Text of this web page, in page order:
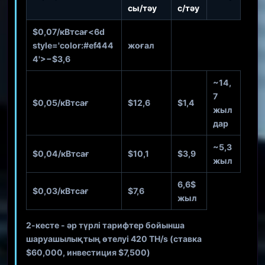
сы/тәу
с/тәу
$0,07/кВтсағ<6d
style='color:#ef444
4'>−$3,6
жоғал
$0,05/кВтсағ $12,6 $1,4
~14,
7
жыл
дар
$0,04/кВтсағ $10,1 $3,9
~5,3
жыл
$0,03/кВтсағ $7,6
6,6$
жыл
2-кесте - әр түрлі тарифтер бойынша
шаруашылықтың өтелуі 420 TH/s (ставка
$60,000, инвестиция $7,500)